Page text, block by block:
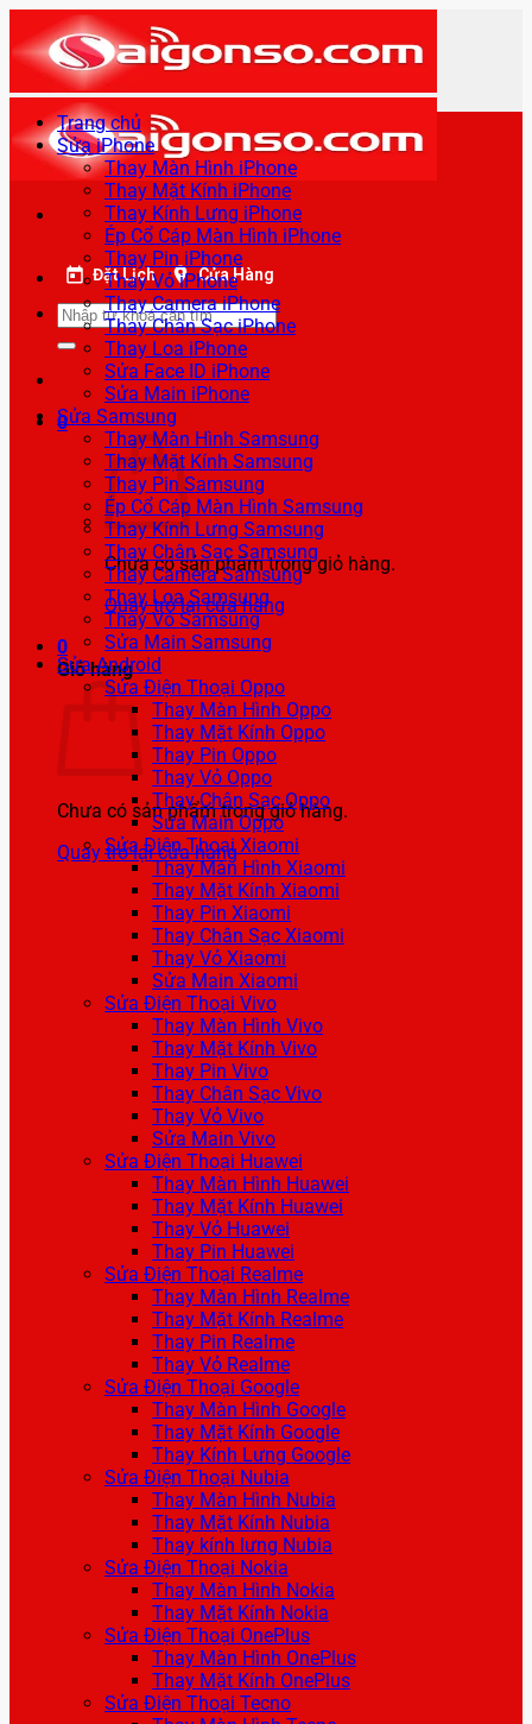
qua
nội
dung
Đặt Lịch Cửa Hàng
Tìm
kiếm:
0
Chưa có sản phẩm trong giỏ hàng.
Quay trở lại cửa hàng
0
Giỏ hàng
Chưa có sản phẩm trong giỏ hàng.
Quay trở lại cửa hàng
Trang chủ
Sửa iPhone
Thay Màn Hình iPhone
Thay Mặt Kính iPhone
Thay Kính Lưng iPhone
Ép Cổ Cáp Màn Hình iPhone
Thay Pin iPhone
Thay Vỏ iPhone
Thay Camera iPhone
Thay Chân Sạc iPhone
Thay Loa iPhone
Sửa Face ID iPhone
Sửa Main iPhone
Sửa Samsung
Thay Màn Hình Samsung
Thay Mặt Kính Samsung
Thay Pin Samsung
Ép Cổ Cáp Màn Hình Samsung
Thay Kính Lưng Samsung
Thay Chân Sạc Samsung
Thay Camera Samsung
Thay Loa Samsung
Thay Vỏ Samsung
Sửa Main Samsung
Sửa Android
Sửa Điện Thoại Oppo
Thay Màn Hình Oppo
Thay Mặt Kính Oppo
Thay Pin Oppo
Thay Vỏ Oppo
Thay Chân Sạc Oppo
Sửa Main Oppo
Sửa Điện Thoại Xiaomi
Thay Màn Hình Xiaomi
Thay Mặt Kính Xiaomi
Thay Pin Xiaomi
Thay Chân Sạc Xiaomi
Thay Vỏ Xiaomi
Sửa Main Xiaomi
Sửa Điện Thoại Vivo
Thay Màn Hình Vivo
Thay Mặt Kính Vivo
Thay Pin Vivo
Thay Chân Sạc Vivo
Thay Vỏ Vivo
Sửa Main Vivo
Sửa Điện Thoại Huawei
Thay Màn Hình Huawei
Thay Mặt Kính Huawei
Thay Vỏ Huawei
Thay Pin Huawei
Sửa Điện Thoại Realme
Thay Màn Hình Realme
Thay Mặt Kính Realme
Thay Pin Realme
Thay Vỏ Realme
Sửa Điện Thoại Google
Thay Màn Hình Google
Thay Mặt Kính Google
Thay Kính Lưng Google
Sửa Điện Thoại Nubia
Thay Màn Hình Nubia
Thay Mặt Kính Nubia
Thay kính lưng Nubia
Sửa Điện Thoại Nokia
Thay Màn Hình Nokia
Thay Mặt Kính Nokia
Sửa Điện Thoại OnePlus
Thay Màn Hình OnePlus
Thay Mặt Kính OnePlus
Sửa Điện Thoại Tecno